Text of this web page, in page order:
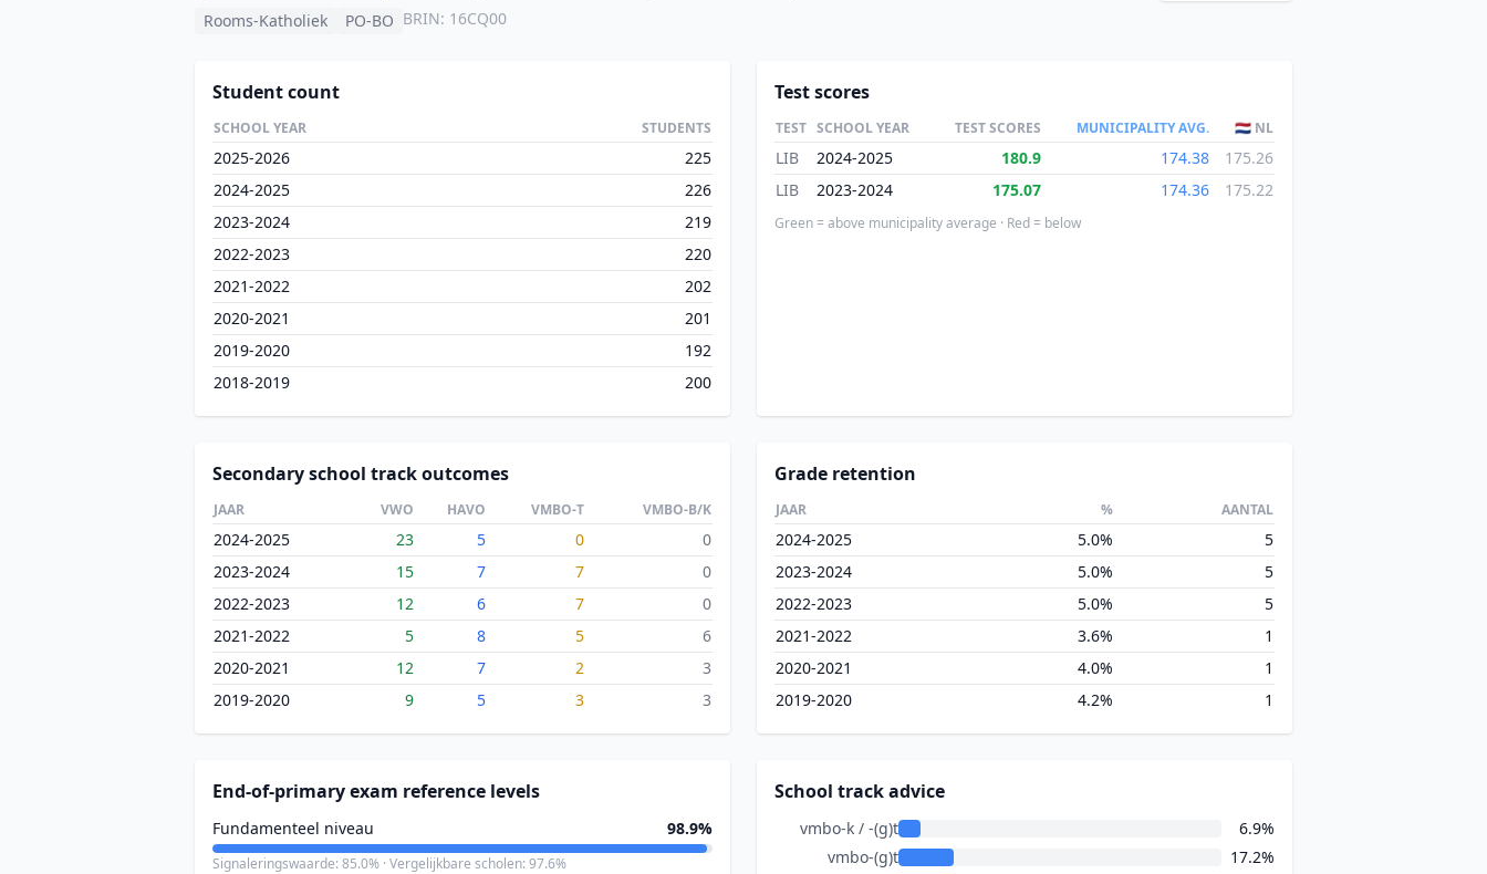
Rooms-Katholiek
PO-BO BRIN: 16CQ00
Student count
SCHOOL YEAR STUDENTS
2025-2026
225
2024-2025
226
2023-2024
219
2022-2023
220
2021-2022
202
2020-2021
201
2019-2020
192
2018-2019
200
Test scores
TEST SCHOOL YEAR TEST SCORES MUNICIPALITY AVG. 🇳🇱 NL
LIB 2024-2025 180.9 174.38
175.26
LIB
2023-2024 175.07 174.36 175.22
Green = above municipality average · Red = below
Secondary school track outcomes
JAAR VWO HAVO VMBO-T VMBO-B/K
2024-2025 23 5 0
0
2023-2024
15 7 7
0
2022-2023
12 6 7
0
2021-2022
5 8 5
6
2020-2021
12 7 2
3
2019-2020
9 5 3 3
Grade retention
JAAR % AANTAL
2024-2025 5.0%
5
2023-2024
5.0%
5
2022-2023
5.0%
5
2021-2022
3.6%
1
2020-2021
4.0%
1
2019-2020
4.2% 1
End-of-primary exam reference levels
Fundamenteel niveau 98.9%
Signaleringswaarde: 85.0% · Vergelijkbare scholen: 97.6%
School track advice
vmbo-k / -(g)t
6.9%
vmbo-(g)t
17.2%